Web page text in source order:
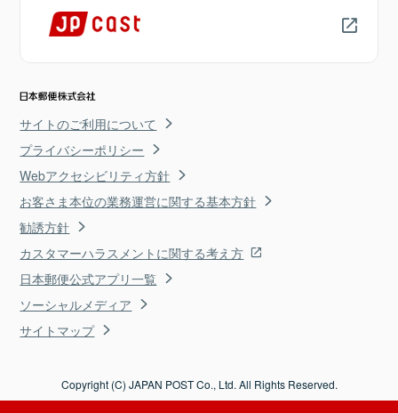
サイトのご利用について
プライバシーポリシー
Webアクセシビリティ方針
お客さま本位の業務運営に関する基本方針
勧誘方針
カスタマーハラスメントに関する考え方
日本郵便公式アプリ一覧
ソーシャルメディア
サイトマップ
Copyright (C) JAPAN POST Co., Ltd. All Rights Reserved.